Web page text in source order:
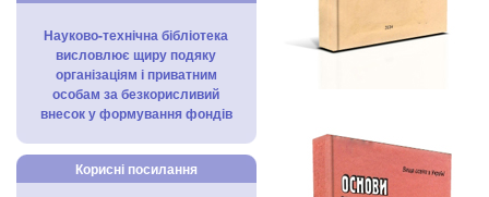
Науково-технічна бібліотека
висловлює щиру подяку
організаціям і приватним
особам за безкорисливий
внесок у формування фондів
Корисні посилання